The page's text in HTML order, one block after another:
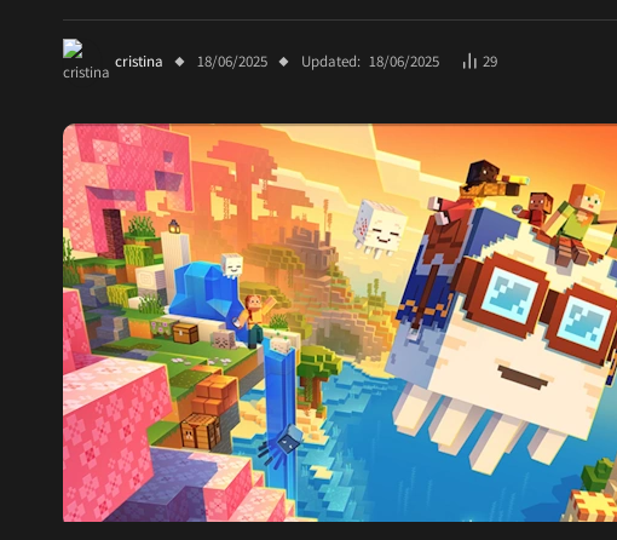
cristina 18/06/2025 Updated: 18/06/2025 29